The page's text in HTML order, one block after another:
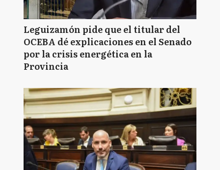
Leguizamón pide que el titular del
OCEBA dé explicaciones en el Senado
por la crisis energética en la
Provincia